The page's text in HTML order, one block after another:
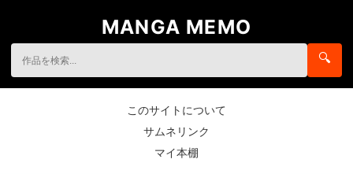
MANGA MEMO
🔍
このサイトについて
サムネリンク
マイ本棚